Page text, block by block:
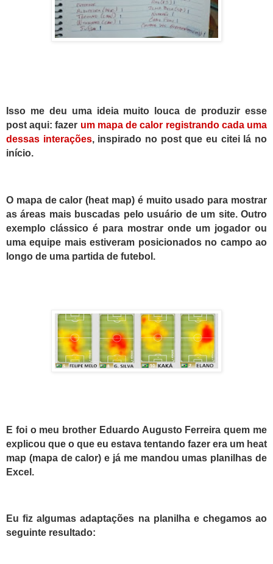
Isso me deu uma ideia muito louca de produzir esse
post aqui: fazer um mapa de calor registrando cada uma
dessas interações, inspirado no post que eu citei lá no
início.
O mapa de calor(heat map) é muito usado para mostrar
as áreas mais buscadas pelo usuário de um site. Outro
exemplo clássico é para mostrar onde um jogador ou
uma equipe mais estiveram posicionados no campo ao
longo de uma partida de futebol.
E foi o meu brother Eduardo Augusto Ferreira quem me
explicou que o que eu estava tentando fazer era um heat
map (mapa de calor) e já me mandou umas planilhas de
Excel.
Eu fiz algumas adaptações na planilha e chegamos ao
seguinte resultado: